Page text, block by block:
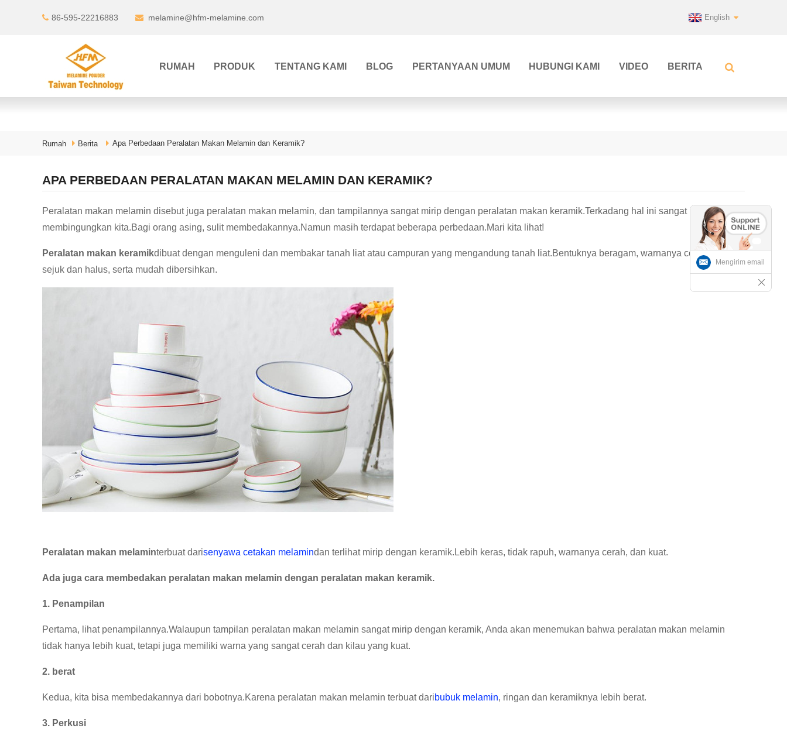
86-595-22216883 melamine@hfm-melamine.com English
RUMAH PRODUK TENTANG KAMI BLOG PERTANYAAN UMUM HUBUNGI KAMI VIDEO BERITA
Rumah Berita Apa Perbedaan Peralatan Makan Melamin dan Keramik?
APA PERBEDAAN PERALATAN MAKAN MELAMIN DAN KERAMIK?
Peralatan makan melamin disebut juga peralatan makan melamin, dan tampilannya sangat mirip dengan peralatan makan keramik.Terkadang hal ini sangat
membingungkan kita.Bagi orang asing, sulit membedakannya.Namun masih terdapat beberapa perbedaan.Mari kita lihat!
Peralatan makan keramikdibuat dengan menguleni dan membakar tanah liat atau campuran yang mengandung tanah liat.Bentuknya beragam, warnanya cerah, terasa
sejuk dan halus, serta mudah dibersihkan.
Peralatan makan melaminterbuat darisenyawa cetakan melamindan terlihat mirip dengan keramik.Lebih keras, tidak rapuh, warnanya cerah, dan kuat.
Ada juga cara membedakan peralatan makan melamin dengan peralatan makan keramik.
1. Penampilan
Pertama, lihat penampilannya.Walaupun tampilan peralatan makan melamin sangat mirip dengan keramik, Anda akan menemukan bahwa peralatan makan melamin
tidak hanya lebih kuat, tetapi juga memiliki warna yang sangat cerah dan kilau yang kuat.
2. berat
Kedua, kita bisa membedakannya dari bobotnya.Karena peralatan makan melamin terbuat daribubuk melamin, ringan dan keramiknya lebih berat.
3. Perkusi
Mengirim email